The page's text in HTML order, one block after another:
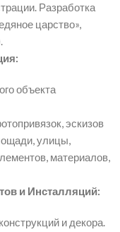
Разработка
царство»,
объекта
эскизов
улицы,
материалов,
и Инсталляций:
и декора.